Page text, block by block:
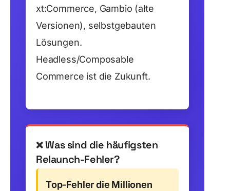
xt:Commerce, Gambio (alte
Versionen), selbstgebauten
Lösungen.
Headless/Composable
Commerce ist die Zukunft.
❌Was sind die häufigsten
Relaunch-Fehler?
Top-Fehler die Millionen